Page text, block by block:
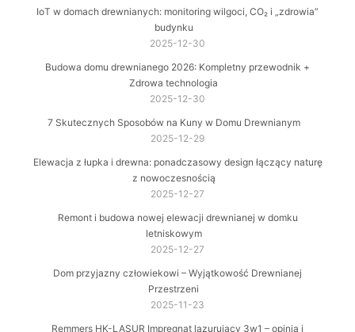
IoT w domach drewnianych: monitoring wilgoci, CO₂ i „zdrowia”
budynku
2025-12-30
Budowa domu drewnianego 2026: Kompletny przewodnik +
Zdrowa technologia
2025-12-30
7 Skutecznych Sposobów na Kuny w Domu Drewnianym
2025-12-29
Elewacja z łupka i drewna: ponadczasowy design łączący naturę
z nowoczesnością
2025-12-27
Remont i budowa nowej elewacji drewnianej w domku
letniskowym
2025-12-27
Dom przyjazny człowiekowi – Wyjątkowość Drewnianej
Przestrzeni
2025-11-23
Remmers HK-LASUR Impregnat lazurujący 3w1 – opinia i